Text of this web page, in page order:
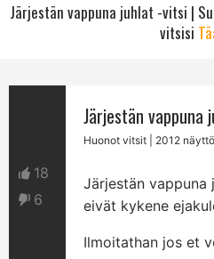
Järjestän vappuna juhlat -vitsi |
vitsisi
18
6
Järjestän vappuna
Huonot vitsit | 2012
Järjestän
eivät kykene
Ilmoitathan jos et